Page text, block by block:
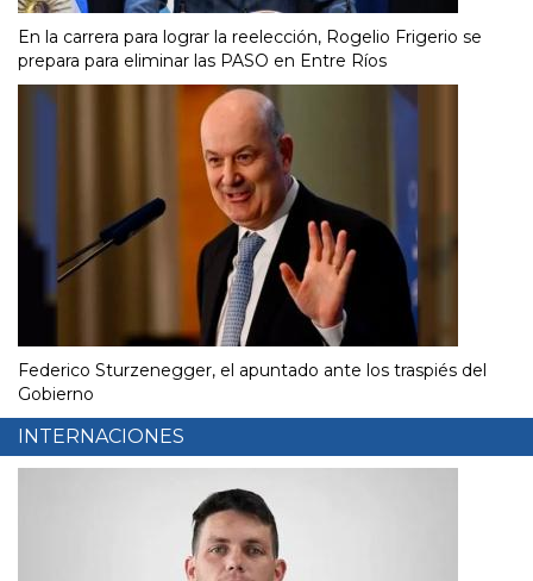
En la carrera para lograr la reelección, Rogelio Frigerio se
prepara para eliminar las PASO en Entre Ríos
Federico Sturzenegger, el apuntado ante los traspiés del
Gobierno
INTERNACIONES